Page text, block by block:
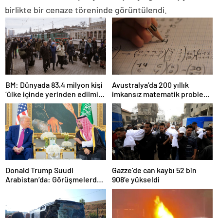
birlikte bir cenaze töreninde görüntülendi.
BM: Dünyada 83,4 milyon kişi
‘ülke içinde yerinden edilmiş’
olarak yaşıyor
Avustralya’da 200 yıllık
imkansız matematik problemi
çözüldü
Donald Trump Suudi
Arabistan’da: Görüşmelerde
Gazze’de can kaybı 52 bin
908’e yükseldi